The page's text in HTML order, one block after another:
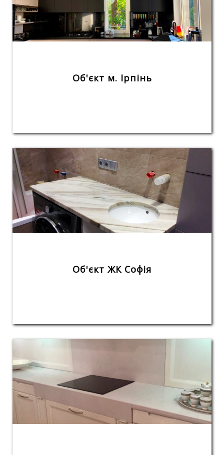
Об'єкт м. Ірпінь
Об'єкт ЖК Софія